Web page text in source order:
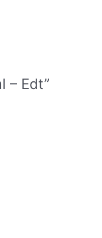
– Edt”